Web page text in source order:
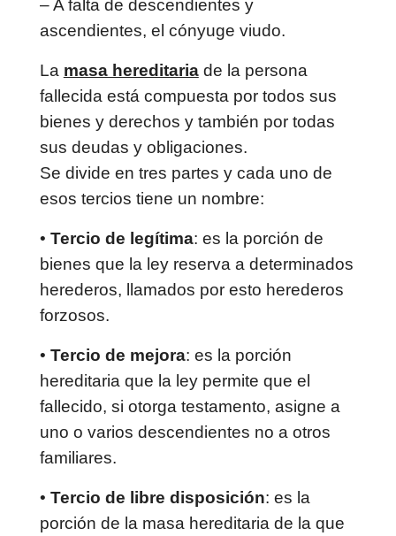
– A falta de descendientes y
ascendientes, el cónyuge viudo.
La masa hereditariade la persona
fallecida está compuesta por todos sus
bienes y derechos y también por todas
sus deudas y obligaciones.
Se divide en tres partes y cada uno de
esos tercios tiene un nombre:
• Tercio de legítima: es la porción de
bienes que la ley reserva a determinados
herederos, llamados por esto herederos
forzosos.
• Tercio de mejora: es la porción
hereditaria que la ley permite que el
fallecido, si otorga testamento, asigne a
uno o varios descendientes no a otros
familiares.
• Tercio de libre disposición: es la
porción de la masa hereditaria de la que